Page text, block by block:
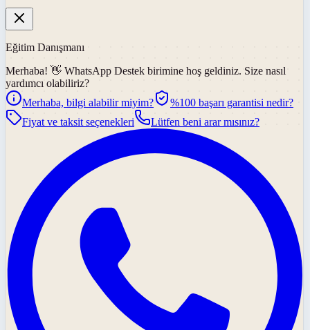
Eğitim Danışmanı
Merhaba! 👋 WhatsApp Destek birimine hoş geldiniz. Size nasıl
yardımcı olabiliriz?
Merhaba, bilgi alabilir miyim?
%100 başarı garantisi nedir?
Fiyat ve taksit seçenekleri
Lütfen beni arar mısınız?